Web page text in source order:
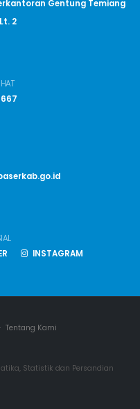
Gentung Temiang
2
INSTAGRAM
Tentang Kami
Statistik dan Persandian